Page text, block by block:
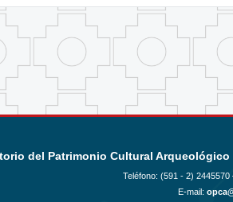
del Patrimonio Cultural Arqueológico
Teléfono: (591 - 2) 2445570
E-mail: